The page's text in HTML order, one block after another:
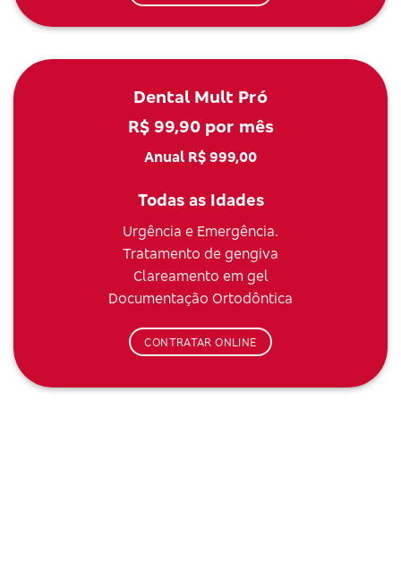
Dental Mult Pró
R$ 99,90 por mês
Anual R$ 999,00
Todas as Idades
Urgência e Emergência.
Tratamento de gengiva
Clareamento em gel
Documentação Ortodôntica
CONTRATAR ONLINE